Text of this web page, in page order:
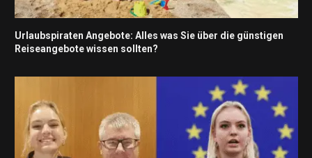
Urlaubspiraten Angebote: Alles was Sie über die günstigen
Reiseangebote wissen sollten?